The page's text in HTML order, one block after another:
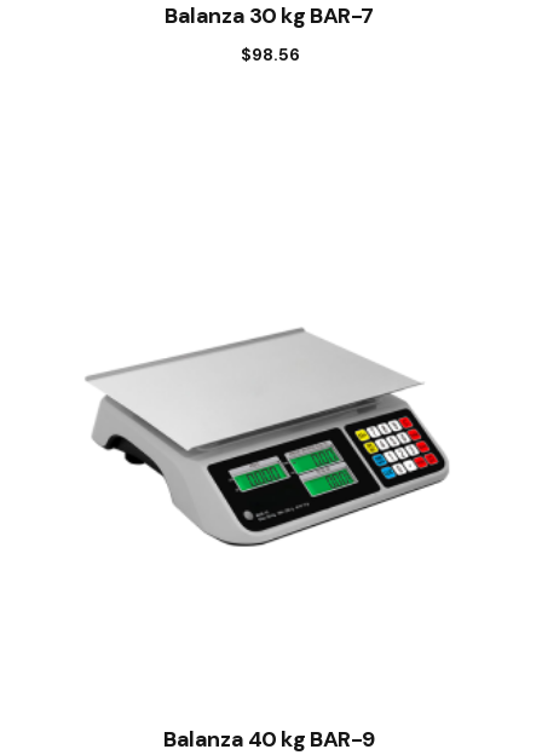
Balanza 30 kg BAR-7
$98.56
Balanza 40 kg BAR-9